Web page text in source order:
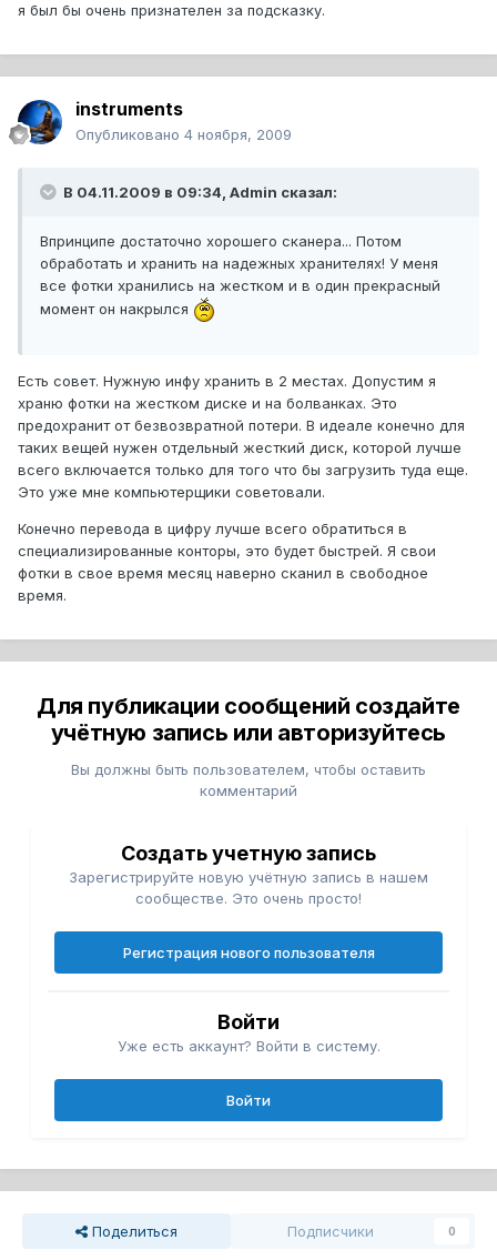
я был бы очень признателен за подсказку.
instruments
Опубликовано 4 ноября, 2009
В 04.11.2009 в 09:34, Admin сказал:
Впринципе достаточно хорошего сканера... Потом
обработать и хранить на надежных хранителях! У меня
все фотки хранились на жестком и в один прекрасный
момент он накрылся
Есть совет. Нужную инфу хранить в 2 местах. Допустим я
храню фотки на жестком диске и на болванках. Это
предохранит от безвозвратной потери. В идеале конечно для
таких вещей нужен отдельный жесткий диск, которой лучше
всего включается только для того что бы загрузить туда еще.
Это уже мне компьютерщики советовали.
Конечно перевода в цифру лучше всего обратиться в
специализированные конторы, это будет быстрей. Я свои
фотки в свое время месяц наверно сканил в свободное
время.
Для публикации сообщений создайте
учётную запись или авторизуйтесь
Вы должны быть пользователем, чтобы оставить
комментарий
Создать учетную запись
Зарегистрируйте новую учётную запись в нашем
сообществе. Это очень просто!
Регистрация нового пользователя
Войти
Уже есть аккаунт? Войти в систему.
Войти
Поделиться Подписчики 0